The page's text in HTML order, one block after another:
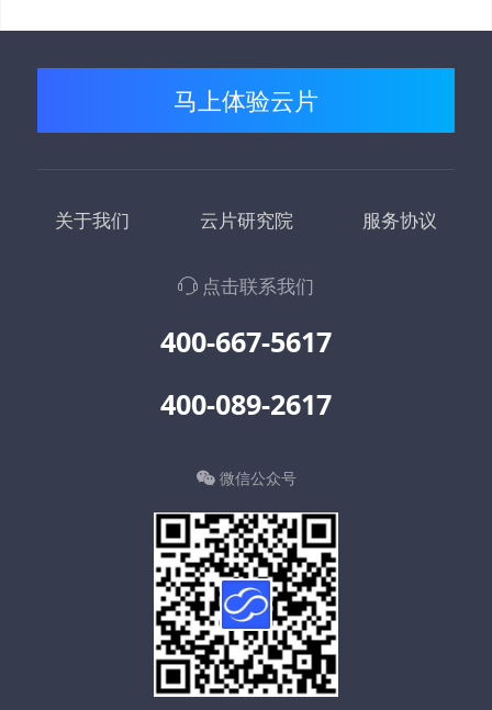
马上体验云片
关于我们 云片研究院 服务协议
点击联系我们
400-667-5617
400-089-2617
微信公众号